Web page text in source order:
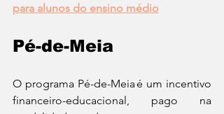
para alunos do ensino médio
Pé-de-Meia
O programa Pé-de-Meia é um incentivo
financeiro-educacional, pago na